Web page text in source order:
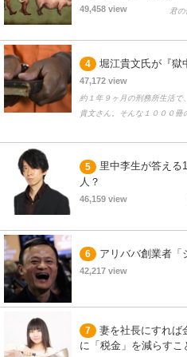
49,458 view 君
4 堀江貴文氏が『獄
47,172 view
約１年９ヶ月の刑務所生活で
貴文さん。そんな１０００
5
里中李生が答える
人？
46,159 view
6 アリババ創業者「
42,217 view
7
妻を社長にすれば
に「税金」を減らすこ